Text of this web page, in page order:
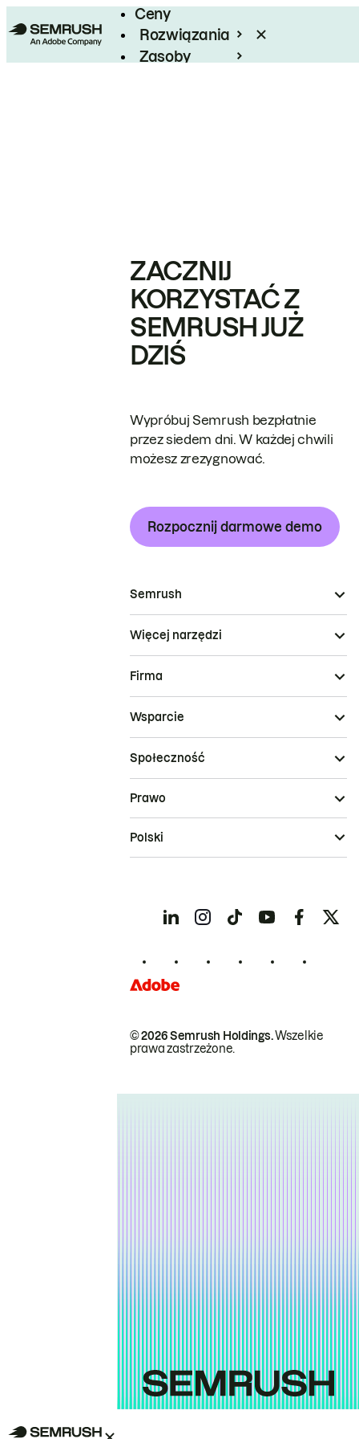
Ceny
Rozwiązania
Zasoby
ZACZNIJ
KORZYSTAĆ Z
SEMRUSH JUŻ
DZIŚ
Wypróbuj Semrush bezpłatnie
przez siedem dni. W każdej chwili
możesz zrezygnować.
Rozpocznij darmowe demo
Semrush
Więcej narzędzi
Firma
Wsparcie
Społeczność
© 2026 Semrush Holdings.Wszelkie
prawa zastrzeżone.
Prawo
Polski